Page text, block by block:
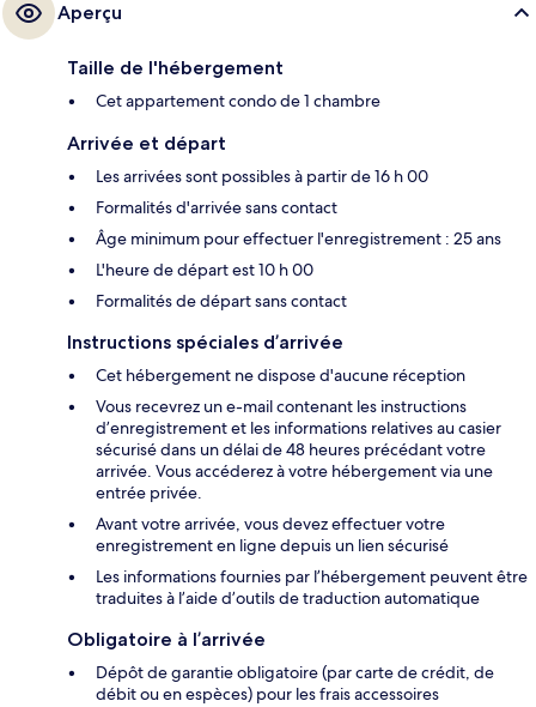
Aperçu
Taille de l'hébergement
Cet appartement condo de 1 chambre
Arrivée et départ
Les arrivées sont possibles à partir de 16 h 00
Formalités d'arrivée sans contact
Âge minimum pour effectuer l'enregistrement : 25 ans
L'heure de départ est 10 h 00
Formalités de départ sans contact
Instructions spéciales d’arrivée
Cet hébergement ne dispose d'aucune réception
Vous recevrez un e-mail contenant les instructions
d’enregistrement et les informations relatives au casier
sécurisé dans un délai de 48 heures précédant votre
arrivée. Vous accéderez à votre hébergement via une
entrée privée.
Avant votre arrivée, vous devez effectuer votre
enregistrement en ligne depuis un lien sécurisé
Les informations fournies par l’hébergement peuvent être
traduites à l’aide d’outils de traduction automatique
Obligatoire à l’arrivée
Dépôt de garantie obligatoire (par carte de crédit, de
débit ou en espèces) pour les frais accessoires